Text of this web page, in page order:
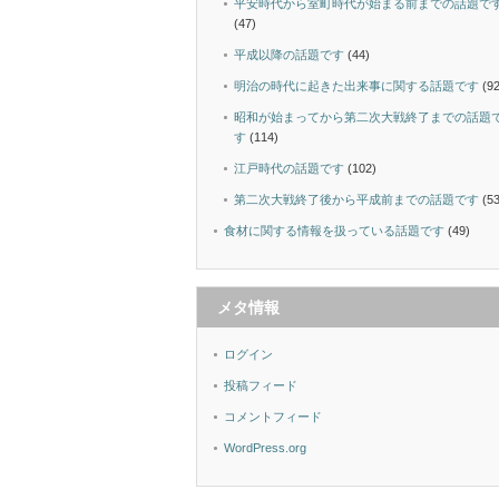
平安時代から室町時代が始まる前までの話題で
(47)
平成以降の話題です (44)
明治の時代に起きた出来事に関する話題です
昭和が始まってから第二次大戦終了までの話題
す (114)
江戸時代の話題です (102)
第二次大戦終了後から平成前までの話題です
食材に関する情報を扱っている話題です (49)
メタ情報
ログイン
投稿フィード
コメントフィード
WordPress.org